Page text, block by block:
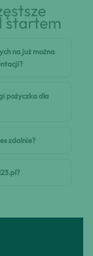
startem
na już można
pożyczka dla
zdalnie?